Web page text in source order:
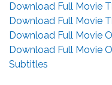
Download Full Movie
Download Full Movie
Download Full Movie
Download Full Movie
Subtitles